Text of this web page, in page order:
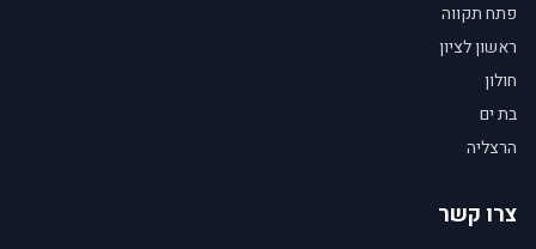
פתח תקווה
ראשון לציון
חולון
בת ים
הרצליה
צרו קשר